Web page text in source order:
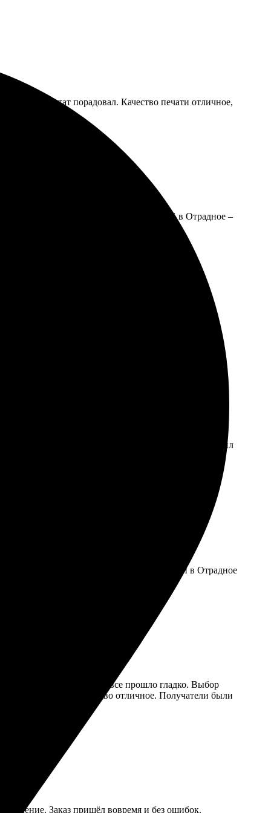
результат порадовал. Качество печати отличное,
раздел. Заказала открытки с отправкой в Отрадное –
а качество печати поразило. Довольный
Процесс оказался простым: выбрал дизайн, загрузил
что есть возможность отправить напрямую
понятный и быстрый. Услуга с отправкой в Отрадное
доволен, буду заказывать еще!
оформляла на сайте, и все прошло гладко. Выбор
заметила, что качество отличное. Получатели были
Заказ пришёл вовремя и без ошибок.